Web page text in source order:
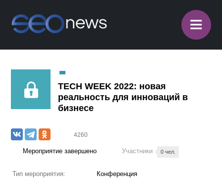
≡
TECH WEEK 2022: новая
реальность для инноваций в
бизнесе
4260
Мероприятие завершено Участники 0 чел.
Тип мероприятия:
Конференция